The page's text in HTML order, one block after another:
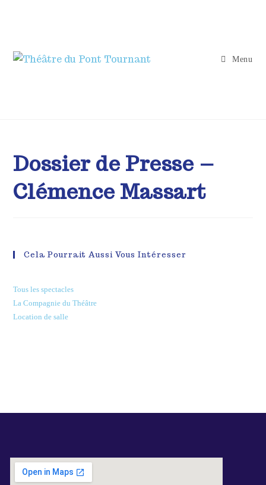
Menu
Dossier de Presse –
Clémence Massart
Cela Pourrait Aussi Vous Intéresser
Tous les spectacles
La Compagnie du Théâtre
Location de salle